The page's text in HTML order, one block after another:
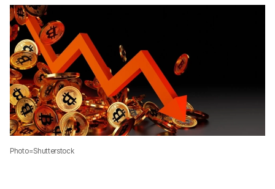
Photo=Shutterstock